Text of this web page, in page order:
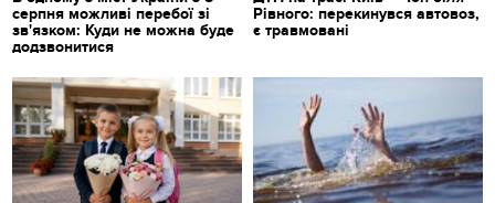
серпня можливі перебої зі
зв'язком: Куди не можна буде
додзвонитися
Рівного: перекинувся автовоз,
є травмовані